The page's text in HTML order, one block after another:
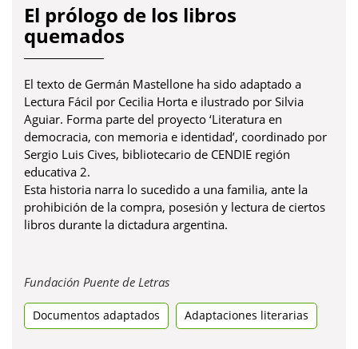
El prólogo de los libros
quemados
El texto de Germán Mastellone ha sido adaptado a
Lectura Fácil por Cecilia Horta e ilustrado por Silvia
Aguiar. Forma parte del proyecto ‘Literatura en
democracia, con memoria e identidad’, coordinado por
Sergio Luis Cives, bibliotecario de CENDIE región
educativa 2.
Esta historia narra lo sucedido a una familia, ante la
prohibición de la compra, posesión y lectura de ciertos
libros durante la dictadura argentina.
Fundación Puente de LetrasObre
una
pestanya
Documentos adaptados Adaptaciones literarias